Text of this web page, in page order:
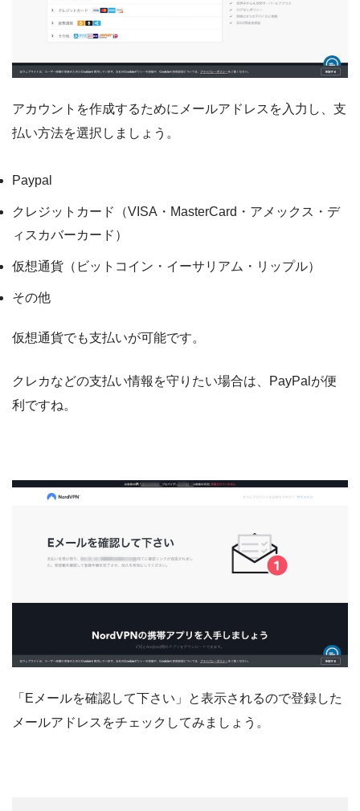
アカウントを作成するためにメールアドレスを入力し、支
払い方法を選択しましょう。
Paypal
クレジットカード（VISA・MasterCard・アメックス・デ
ィスカバーカード）
仮想通貨（ビットコイン・イーサリアム・リップル）
その他
仮想通貨でも支払いが可能です。
クレカなどの支払い情報を守りたい場合は、PayPalが便
利ですね。
「Eメールを確認して下さい」と表示されるので登録した
メールアドレスをチェックしてみましょう。